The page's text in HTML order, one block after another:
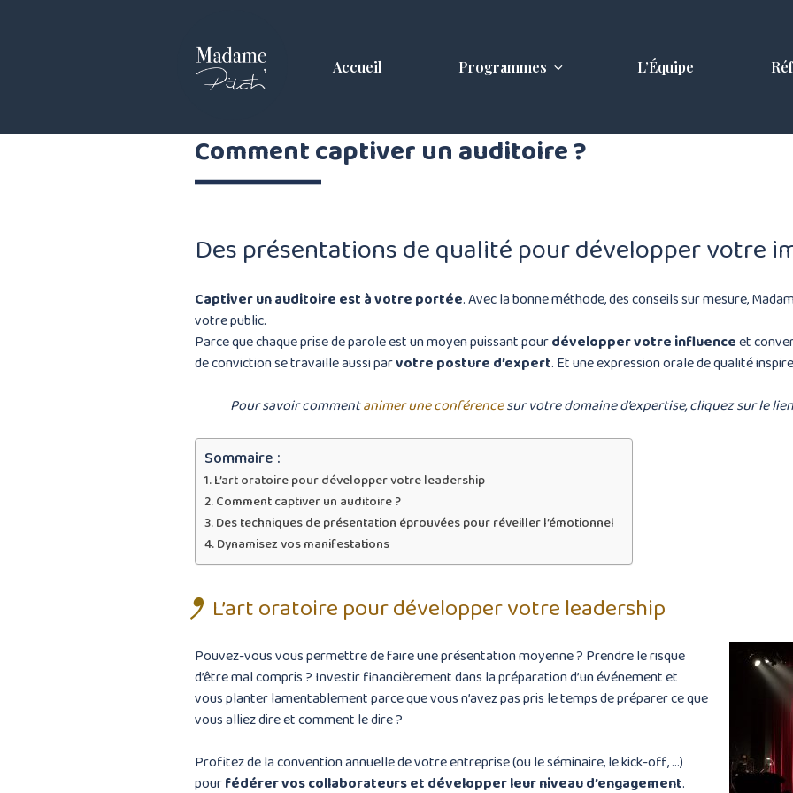
Accueil Programmes L’Équipe
Comment captiver un auditoire ?
Des présentations de qualité pour développer votre
Captiver un auditoire est à votre portée. Avec la bonne méthode, des conseils sur mesure,
votre public.
Parce que chaque prise de parole est un moyen puissant pourdévelopper votre influenceet
de conviction se travaille aussi parvotre posture d’expert. Et une expression orale de qualité
Pour savoir commentanimer une conférencesur votre domaine d’expertise, cliquez sur le
Sommaire :
L’art oratoire pour développer votre leadership
Comment captiver un auditoire ?
Des techniques de présentation éprouvées pour réveiller l’émotionnel
Dynamisez vos manifestations
L’art oratoire pour développer votre leadership
Pouvez-vous vous permettre de faire une présentation moyenne ? Prendre le risque
d’être mal compris ? Investir financièrement dans la préparation d’un événement et
vous planter lamentablement parce que vous n’avez pas pris le temps de préparer ce que
vous alliez dire et comment le dire ?
Profitez de la convention annuelle de votre entreprise (ou le séminaire, le kick-off, …)
pourfédérer vos collaborateurs et développer leur niveau d’engagement.